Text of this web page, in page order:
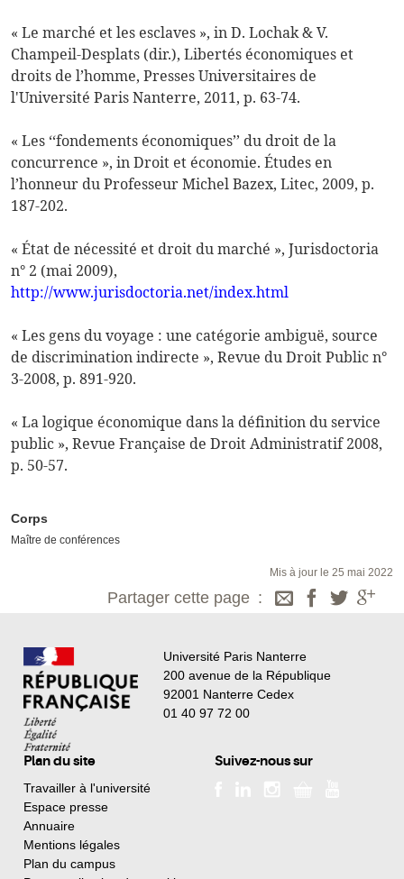
« Le marché et les esclaves », in D. Lochak & V.
Champeil-Desplats (dir.), Libertés économiques et
droits de l’homme, Presses Universitaires de
l'Université Paris Nanterre, 2011, p. 63-74.
« Les ‘‘fondements économiques’’ du droit de la
concurrence », inDroit et économie. Études en
l’honneur du Professeur Michel Bazex, Litec, 2009, p.
187-202.
« État de nécessité et droit du marché », Jurisdoctoria
n° 2 (mai 2009),
http://www.jurisdoctoria.net/index.html
« Les gens du voyage : une catégorie ambiguë, source
de discrimination indirecte », Revue du Droit Publicn°
3-2008, p. 891-920.
« La logique économique dans la définition du service
public », Revue Française de Droit Administratif2008,
p. 50-57.
Corps
Maître de conférences
Mis à jour le 25 mai 2022
Partager cette page
Université Paris Nanterre
200 avenue de la République
92001 Nanterre Cedex
01 40 97 72 00
Plan du site
Travailler à l'université
Espace presse
Annuaire
Mentions légales
Plan du campus
Suivez-nous sur